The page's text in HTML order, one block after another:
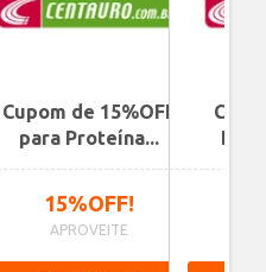
Cupom de 15%OFF
para Proteína...
15%OFF!
APROVEITE